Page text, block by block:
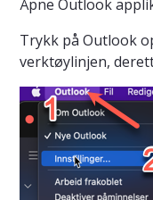
Åpne Outlook
Trykk på Outlook
verktøylinjen,